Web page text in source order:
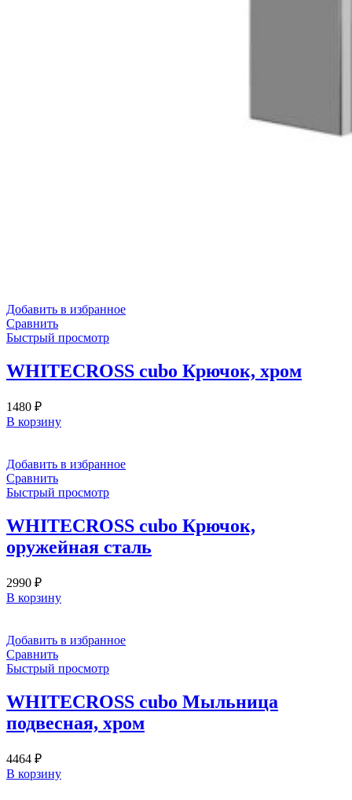
Добавить в избранное
Сравнить
Быстрый просмотр
WHITECROSS cubo Крючок, хром
1480 ₽
В корзину
Добавить в избранное
Сравнить
Быстрый просмотр
WHITECROSS cubo Крючок,
оружейная сталь
2990 ₽
В корзину
Добавить в избранное
Сравнить
Быстрый просмотр
WHITECROSS cubo Мыльница
подвесная, хром
4464 ₽
В корзину